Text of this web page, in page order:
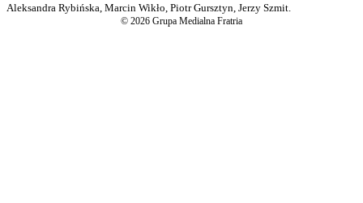
Aleksandra Rybińska, Marcin Wikło, Piotr Gursztyn, Jerzy Szmit.
© 2026 Grupa Medialna Fratria